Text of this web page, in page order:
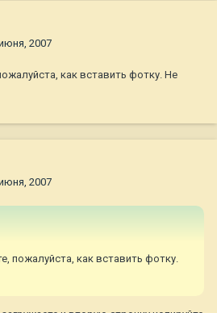
2007
как вставить фотку. Не
2007
пожалуйста, как вставить фотку.